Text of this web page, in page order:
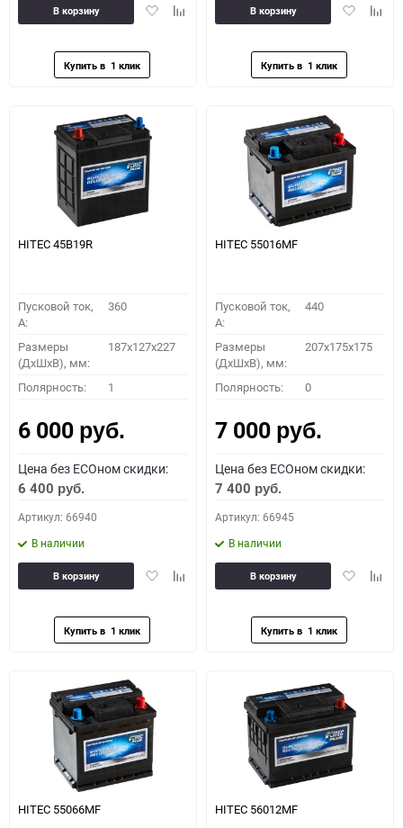
ДобавитьДобавить
В корзину
Добавить
В корзину
HITEC 45B19R
Пусковой ток,
A:
360
Размеры
(ДхШхВ), мм:
187x127x227
Полярность: 1
6 000 руб.
Цена без ECOном скидки:
6 400 руб.
Артикул: 66940
В наличии
ДобавитьДобавить
В корзину
HITEC 55016MF
Пусковой ток,
A:
440
Размеры
(ДхШхВ), мм:
207x175x175
Полярность: 0
7 000 руб.
Цена без ECOном скидки:
7 400 руб.
Артикул: 66945
В наличии
Добавить
В корзину
HITEC 55066MF HITEC 56012MF